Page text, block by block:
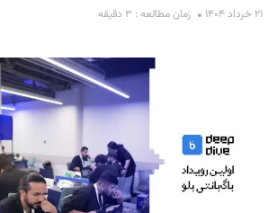
۲۱ خرداد ۱۴۰۴ زمان مطالعه : ۳ دقیقه